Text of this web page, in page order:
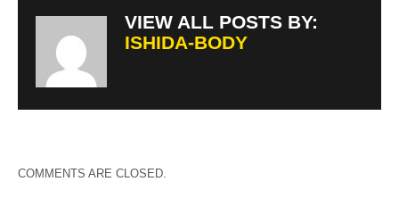
VIEW ALL POSTS BY:
ISHIDA-BODY
COMMENTS ARE CLOSED.